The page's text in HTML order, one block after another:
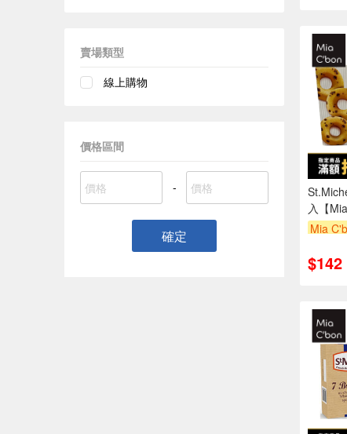
賣場類型
線上購物
價格區間
-
確定
入【
Mia
$142